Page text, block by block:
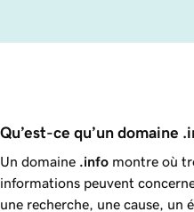
Qu’est-ce qu’un domaine
Un domaine .info montre où
informations peuvent
une recherche, une cause, un